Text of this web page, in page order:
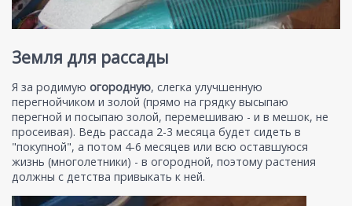
Земля для рассады
Я за родимую огородную, слегка улучшенную
перегнойчиком и золой (прямо на грядку высыпаю
перегной и посыпаю золой, перемешиваю - и в мешок, не
просеивая). Ведь рассада 2-3 месяца будет сидеть в
"покупной", а потом 4-6 месяцев или всю оставшуюся
жизнь (многолетники) - в огородной, поэтому растения
должны с детства привыкать к ней.